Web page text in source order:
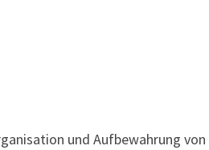
und Aufbewahrung von